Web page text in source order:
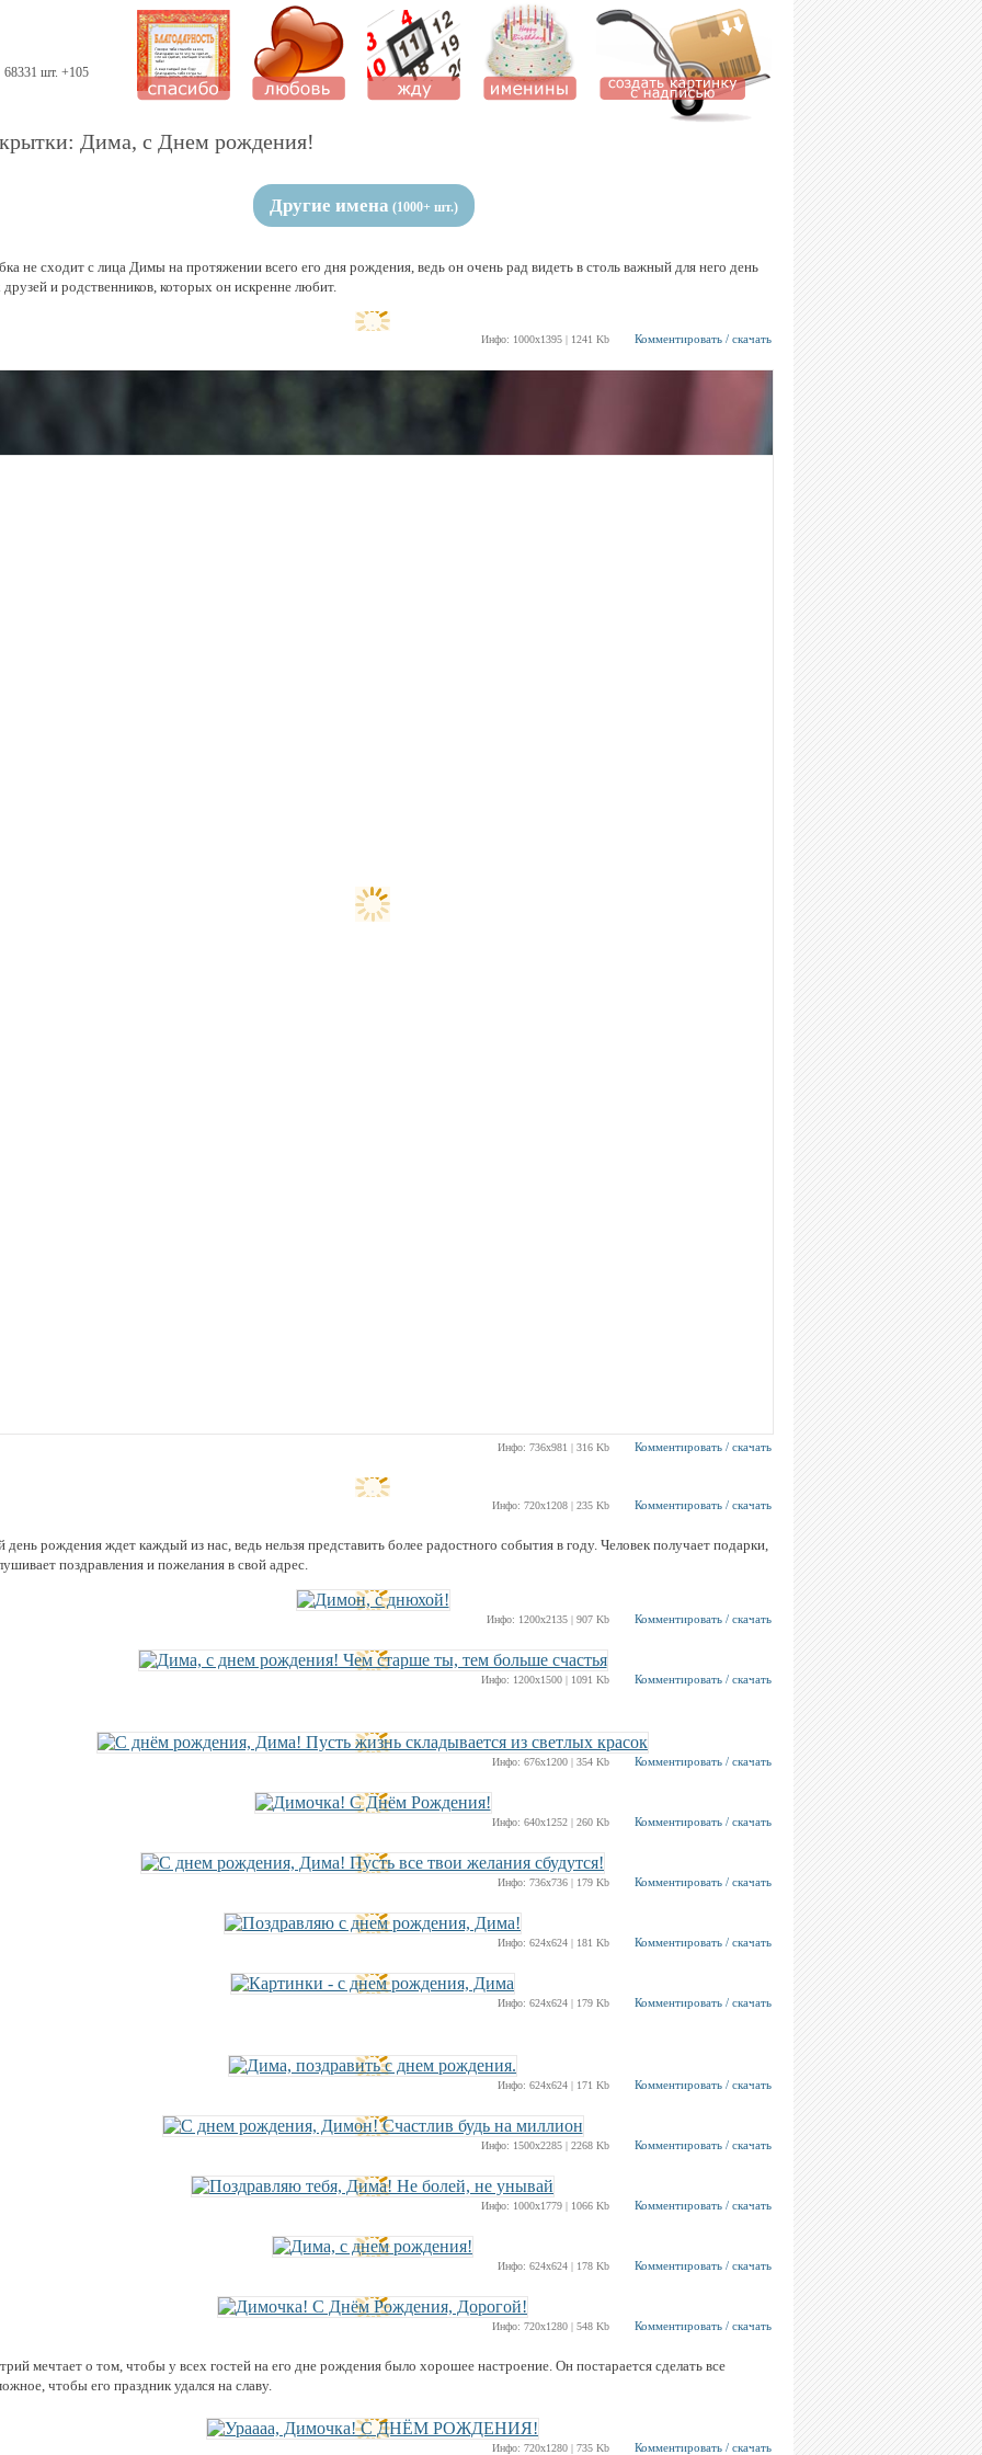
68331 шт. +105
Дима, с Днем рождения!
Другие имена (1000+ шт.)
не сходит с лица Димы на протяжении всего его дня рождения, ведь он очень рад видеть в столь важный для него день
друзей и родственников, которых он искренне любит.
Инфо: 1000х1395 | 1241 Kb Комментировать / скачать
Инфо: 736х981 | 316 Kb Комментировать / скачать
Инфо: 720х1208 | 235 Kb Комментировать / скачать
день рождения ждет каждый из нас, ведь нельзя представить более радостного события в году. Человек получает подарки,
поздравления и пожелания в свой адрес.
Инфо: 1200х2135 | 907 Kb Комментировать / скачать
Инфо: 1200х1500 | 1091 Kb Комментировать / скачать
Инфо: 676х1200 | 354 Kb Комментировать / скачать
Инфо: 640х1252 | 260 Kb Комментировать / скачать
Инфо: 736х736 | 179 Kb Комментировать / скачать
Инфо: 624х624 | 181 Kb Комментировать / скачать
Инфо: 624х624 | 179 Kb Комментировать / скачать
Инфо: 624х624 | 171 Kb Комментировать / скачать
Инфо: 1500х2285 | 2268 Kb Комментировать / скачать
Инфо: 1000х1779 | 1066 Kb Комментировать / скачать
Инфо: 624х624 | 178 Kb Комментировать / скачать
Инфо: 720х1280 | 548 Kb Комментировать / скачать
мечтает о том, чтобы у всех гостей на его дне рождения было хорошее настроение. Он постарается сделать все
чтобы его праздник удался на славу.
Инфо: 720х1280 | 735 Kb Комментировать / скачать